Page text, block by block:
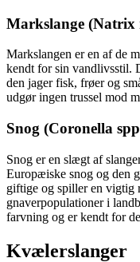
Markslange
Markslangen er en af de
kendt for sin vandlivsstil.
den jager fisk, frøer og
udgør ingen trussel mod
Snog (Coronella
Snog er en slægt af
Europæiske snog og den
giftige og spiller en vigtig
gnaverpopulationer i
farvning og er kendt for
Kvælerslanger